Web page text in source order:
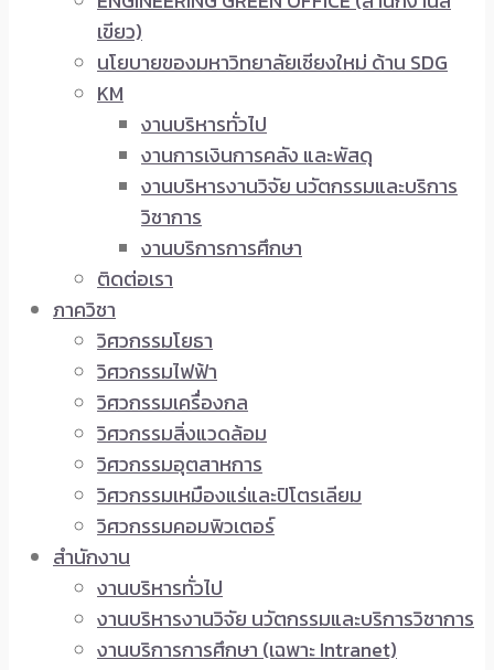
เขียว)
นโยบายของมหาวิทยาลัยเชียงใหม่ ด้าน SDG
KM
งานบริหารทั่วไป
งานการเงินการคลัง และพัสดุ
งานบริหารงานวิจัย นวัตกรรมและบริการ
วิชาการ
งานบริการการศึกษา
ติดต่อเรา
ภาควิชา
วิศวกรรมโยธา
วิศวกรรมไฟฟ้า
วิศวกรรมเครื่องกล
วิศวกรรมสิ่งแวดล้อม
วิศวกรรมอุตสาหการ
วิศวกรรมเหมืองแร่และปิโตรเลียม
วิศวกรรมคอมพิวเตอร์
สำนักงาน
งานบริหารทั่วไป
งานบริหารงานวิจัย นวัตกรรมและบริการวิชาการ
งานบริการการศึกษา (เฉพาะ Intranet)